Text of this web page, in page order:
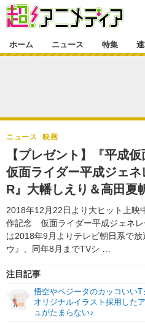
ゲーム・アプリ
グッズ
声優
舞台
特集一覧
ラキりす
連載マンガ
連載マンガ一覧
番組・動画
番組・動画一覧
動画
連載・ブログ
連載・ブログ一覧
編集部ブログ・お知らせ
ホーム ニュース 特集
【プレゼント】『平成
仮面ライダー平成ジェ
R』大幡しえり＆高田夏
2018年12月22日より大ヒット上映
作記念 仮面ライダー平成ジェネ
は2018年9月よりテレビ朝日系で
ウ』、同年8月までTVシ …
ニュース 映画
注目記事
悟空やベジータのカッコいい
オリジナルイラスト採用した
ュがたまらない♪